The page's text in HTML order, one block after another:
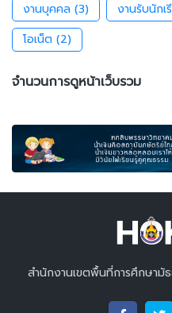
งานบุคคล (3) งานรับนักเ
โอเน็ต (2)
จำนวนการดูหน้าเว็บรวม
สำนักงานเขตพื้นที่การศึกษามั